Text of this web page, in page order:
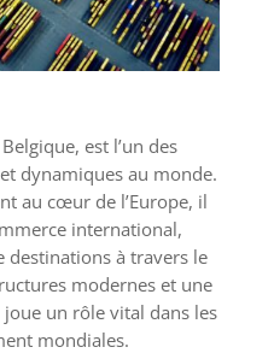
est l’un des
dynamiques au monde.
au cœur de l’Europe, il
international,
destinations à travers le
modernes et une
un rôle vital dans les
mondiales.